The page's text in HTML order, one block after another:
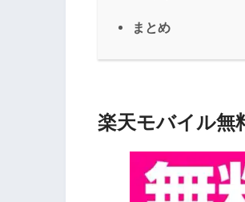
まとめ
楽天モバイル無